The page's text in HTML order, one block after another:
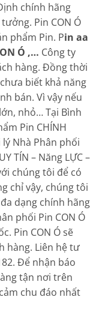
chính hãng
Pin CON Ó
phẩm Pin. Pin aa
Ó ,… Công ty
hàng. Đồng thời
biết khả năng
bán. Vì vậy nếu
nhỏ… Tại Bình
Pin CHÍNH
lý Nhà Phân phối
TÍN – Năng LỰC –
chúng tôi để có
chỉ vậy, chúng tôi
dạng chính hãng
phối Pin CON Ó
Pin CON Ó sẽ
hàng. Liên hệ tư
Để nhận báo
tận nơi trên
chu đáo nhất